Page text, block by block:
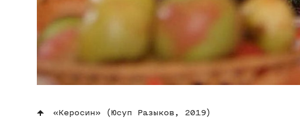
«Керосин» (Юсуп Разыков, 2019)